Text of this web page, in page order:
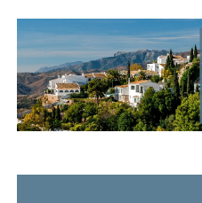
med dess naturliga miljö.
Välkommen att kontakta
information eller för att boka